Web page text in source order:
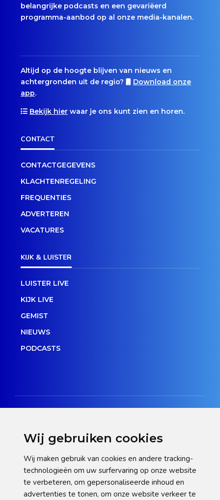
Wij gebruiken cookies
Wij maken gebruik van cookies en andere tracking-
technologieën om uw surfervaring op onze website
te verbeteren, om gepersonaliseerde inhoud en
advertenties te tonen, om onze website verkeer te
belangrijke podcasts en een gevariëerd
programma-aanbod op al onze media-kanalen.
Altijd op de hoogte blijven van nieuws en
achtergronden uit de regio?
Download onze
app.
Bekijk hier waar je ons kunt zien en horen.
CONTACT
CONTACTGEGEVENS
KLACHTENREGELING
FREQUENTIES
ADVERTEREN
VACATURES
KIJK & LUISTER
LUISTER LIVE
KIJK LIVE
GEMIST
NIEUWS
PODCASTS
Privacy verklaring
Cookie statement